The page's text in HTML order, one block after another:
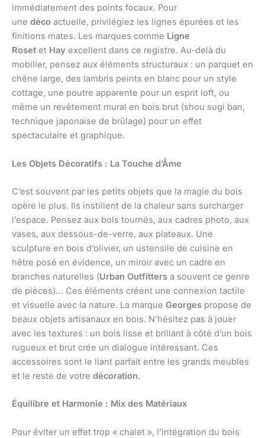
immédiatement des points focaux. Pour
une déco actuelle, privilégiez les lignes épurées et les
finitions mates. Les marques comme Ligne
Roset et Hay excellent dans ce registre. Au-delà du
mobilier, pensez aux éléments structuraux : un parquet en
chêne large, des lambris peints en blanc pour un style
cottage, une poutre apparente pour un esprit loft, ou
même un revêtement mural en bois brut (shou sugi ban,
technique japonaise de brûlage) pour un effet
spectaculaire et graphique.
Les Objets Décoratifs : La Touche d’Âme
C’est souvent par les petits objets que la magie du bois
opère le plus. Ils instillent de la chaleur sans surcharger
l’espace. Pensez aux bols tournés, aux cadres photo, aux
vases, aux dessous-de-verre, aux plateaux. Une
sculpture en bois d’olivier, un ustensile de cuisine en
hêtre posé en évidence, un miroir avec un cadre en
branches naturelles (Urban Outfitters a souvent ce genre
de pièces)… Ces éléments créent une connexion tactile
et visuelle avec la nature. La marque Georges propose de
beaux objets artisanaux en bois. N’hésitez pas à jouer
avec les textures : un bois lisse et brillant à côté d’un bois
rugueux et brut crée un dialogue intéressant. Ces
accessoires sont le liant parfait entre les grands meubles
et le reste de votre décoration.
Équilibre et Harmonie : Mix des Matériaux
Pour éviter un effet trop « chalet », l’intégration du bois